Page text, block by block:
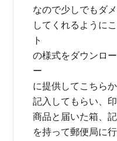
なので少しでもダ
してくれるように
ト
の様式をダウンロ
ー
に提供してこちら
記入してもらい、
商品と届いた箱、
を持って郵便局に